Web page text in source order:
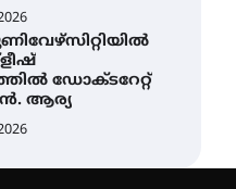
ഡോക്ടറേറ്റ്
ആര്യ
– ഗുരുവായൂർ